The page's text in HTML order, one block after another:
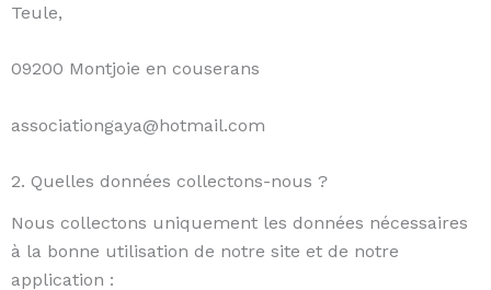
Teule,
09200 Montjoie en couserans
associationgaya@hotmail.com
2. Quelles données collectons-nous ?
Nous collectons uniquement les données nécessaires
à la bonne utilisation de notre site et de notre
application :